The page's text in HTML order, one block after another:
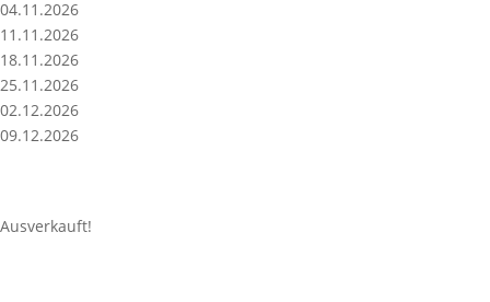
04.11.2026
11.11.2026
18.11.2026
25.11.2026
02.12.2026
09.12.2026
Ausverkauft!